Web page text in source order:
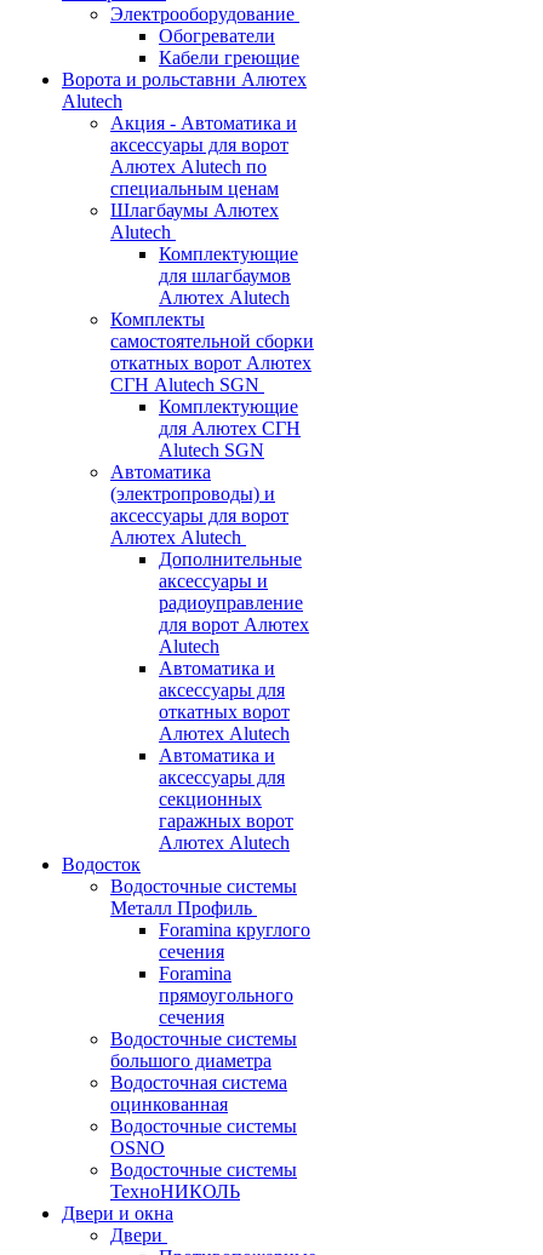
Электрооборудование
Обогреватели
Кабели греющие
Ворота и рольставни Алютех
Alutech
Акция - Автоматика и
аксессуары для ворот
Алютех Alutech по
специальным ценам
Шлагбаумы Алютех
Alutech
Комплектующие
для шлагбаумов
Алютех Alutech
Комплекты
самостоятельной сборки
откатных ворот Алютех
СГН Alutech SGN
Комплектующие
для Алютех СГН
Alutech SGN
Автоматика
(электропроводы) и
аксессуары для ворот
Алютех Alutech
Дополнительные
аксессуары и
радиоуправление
для ворот Алютех
Alutech
Автоматика и
аксессуары для
откатных ворот
Алютех Alutech
Автоматика и
аксессуары для
секционных
гаражных ворот
Алютех Alutech
Водосток
Водосточные системы
Металл Профиль
Foramina круглого
сечения
Foramina
прямоугольного
сечения
Водосточные системы
большого диаметра
Водосточная система
оцинкованная
Водосточные системы
OSNO
Водосточные системы
ТехноНИКОЛЬ
Двери и окна
Двери